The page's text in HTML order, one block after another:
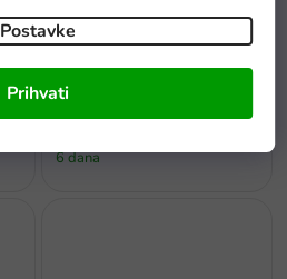
Postavke
Prihvati
Bicikl bez pedala Mercedes
Benz sa zvukovima bijeli
6 dana